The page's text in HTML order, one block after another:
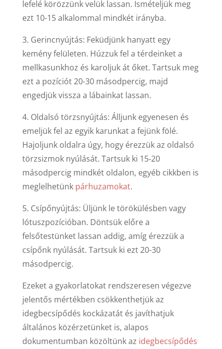
lefelé körözzünk velük lassan. Ismételjük meg
ezt 10-15 alkalommal mindkét irányba.
3. Gerincnyújtás: Feküdjünk hanyatt egy
kemény felületen. Húzzuk fel a térdeinket a
mellkasunkhoz és karoljuk át őket. Tartsuk meg
ezt a pozíciót 20-30 másodpercig, majd
engedjük vissza a lábainkat lassan.
4. Oldalsó törzsnyújtás: Álljunk egyenesen és
emeljük fel az egyik karunkat a fejünk fölé.
Hajoljunk oldalra úgy, hogy érezzük az oldalsó
törzsizmok nyúlását. Tartsuk ki 15-20
másodpercig mindkét oldalon, egyéb cikkben is
meglelhetünk párhuzamokat.
5. Csípőnyújtás: Üljünk le törökülésben vagy
lótuszpozícióban. Döntsük előre a
felsőtestünket lassan addig, amíg érezzük a
csípőnk nyúlását. Tartsuk ki ezt 20-30
másodpercig.
Ezeket a gyakorlatokat rendszeresen végezve
jelentős mértékben csökkenthetjük az
idegbecsípődés kockázatát és javíthatjuk
általános közérzetünket is, alapos
dokumentumban közöltünk az idegbecsípődés